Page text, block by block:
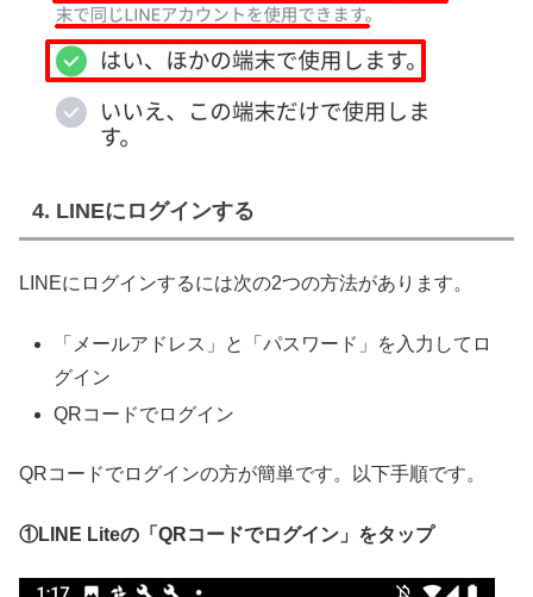
4. LINEにログインする
LINEにログインするには次の2つの方法があります。
「メールアドレス」と「パスワード」を入力してロ
グイン
QRコードでログイン
QRコードでログインの方が簡単です。以下手順です。
①LINE Liteの「QRコードでログイン」をタップ